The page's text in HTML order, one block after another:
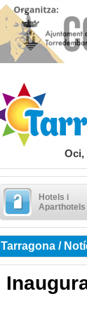
Oci,
Hotels i
Aparthotels
Tarragona /